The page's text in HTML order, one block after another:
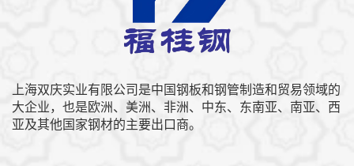
上海双庆实业有限公司是中国钢板和钢管制造和贸易领域的
大企业，也是欧洲、美洲、非洲、中东、东南亚、南亚、西
亚及其他国家钢材的主要出口商。